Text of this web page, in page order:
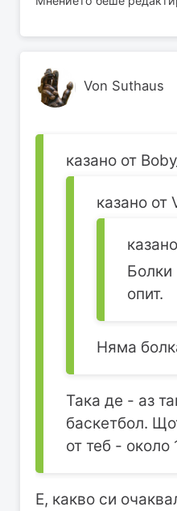
Von Suthaus
казано от
казано от
Болки
опит.
Няма
Така де - аз
баскетбол.
от теб -
Е, какво си